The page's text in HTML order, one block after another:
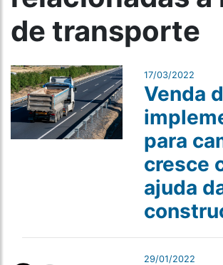
de transporte
17/03/2022
Venda
para
cresce
ajuda
29/01/2022